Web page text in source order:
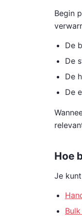
Begin
De
De
De
De
Hoe
Je